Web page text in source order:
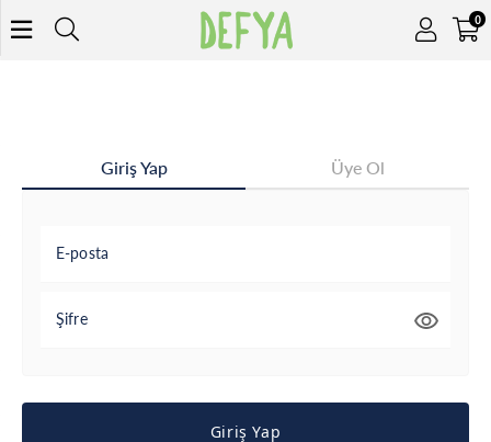
0
Giriş Yap Üye Ol
E-posta
Şifre
Giriş Yap